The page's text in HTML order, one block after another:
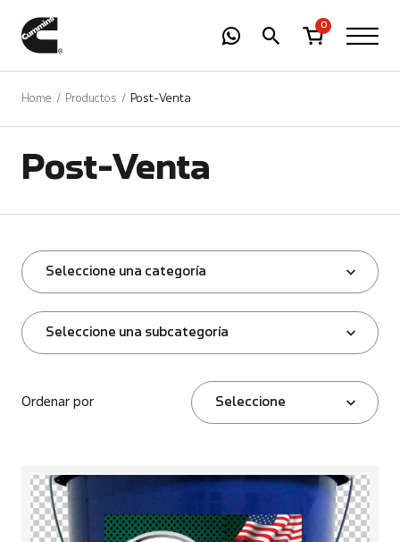
0
Home Productos Post-Venta
Post-Venta
Seleccione una categoría
Seleccione una subcategoría
Ordenar por Seleccione